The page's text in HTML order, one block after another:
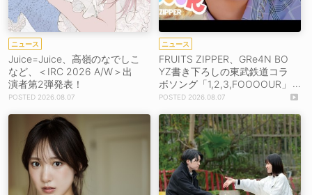
ニュース
Juice=Juice、高嶺のなでしこ
など、＜IRC 2026 A/W＞出
演者第2弾発表！
2026.08.07
ニュース
FRUITS ZIPPER、GRe4N BO
YZ書き下ろしの東武鉄道コラ
ボソング「1,2,3,FOOOOUR」
をリリース＆MV公開！
2026.08.07